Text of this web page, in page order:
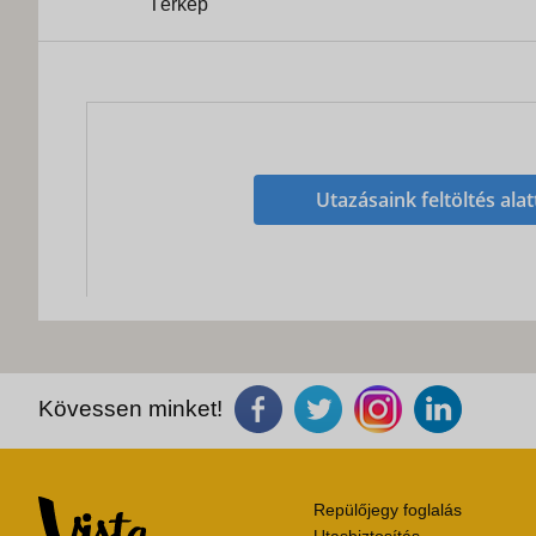
Térkép
Utazásaink feltöltés
Kövessen minket!
Repülőjegy foglalás